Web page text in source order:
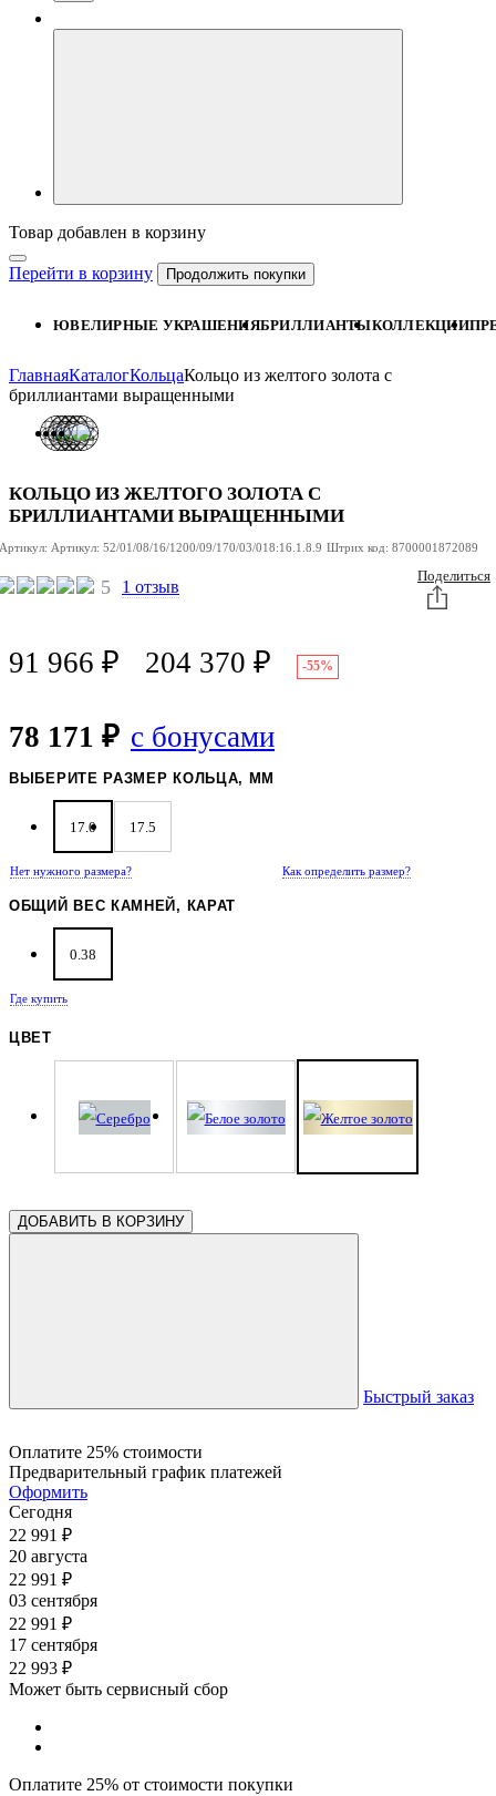
Товар добавлен в корзину
Перейти в корзину Продолжить покупки
ЮВЕЛИРНЫЕ УКРАШЕНИЯБРИЛЛИАНТЫКОЛЛЕКЦИИ
ГлавнаяКаталогКольцаКольцо из желтого золота с
бриллиантами выращенными
КОЛЬЦО ИЗ ЖЕЛТОГО ЗОЛОТА С
БРИЛЛИАНТАМИ ВЫРАЩЕННЫМИ
Артикул: Артикул: 52/01/08/16/1200/09/170/03/018:16.1.8.9 Штрих код: 8700001872089
5 1 отзыв
Поделиться
91 966 ₽ 204 370 ₽ -55%
78 171 ₽ с бонусами
ВЫБЕРИТЕ РАЗМЕР КОЛЬЦА, ММ
17.0 17.5
Нет нужного размера? Как определить размер?
ОБЩИЙ ВЕС КАМНЕЙ, КАРАТ
0.38
Где купить
ЦВЕТ
ДОБАВИТЬ В КОРЗИНУ
Быстрый заказ
Оплатите 25% стоимости
Предварительный график платежей
Оформить
Сегодня
22 991 ₽
20 августа
22 991 ₽
03 сентября
22 991 ₽
17 сентября
22 993 ₽
Может быть сервисный сбор
Оплатите 25% от стоимости покупки